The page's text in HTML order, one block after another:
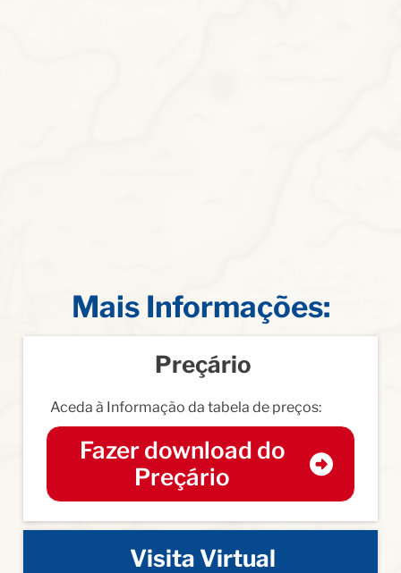
Mais Informações:
Preçário
Aceda à Informação da tabela de preços:
Fazer download do
Preçário
Visita Virtual